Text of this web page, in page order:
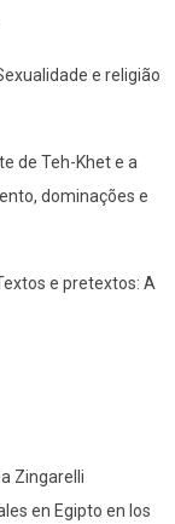
e religião
de Teh-Khet e a
dominações e
e pretextos: A
Zingarelli
en Egipto en los